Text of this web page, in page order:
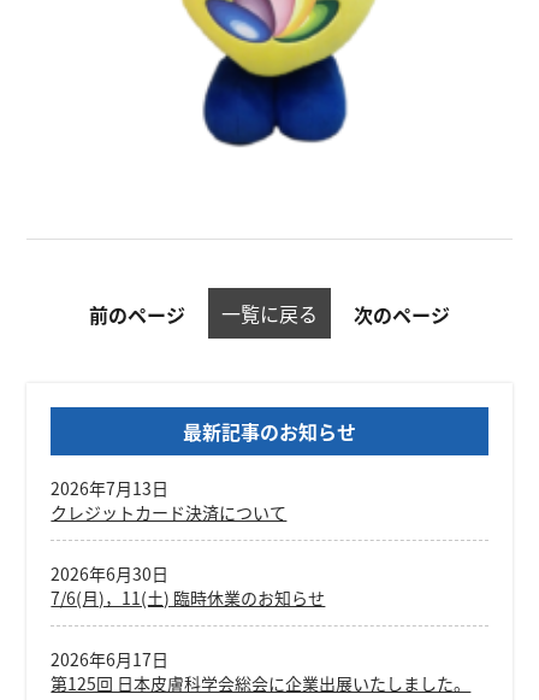
前のページ 一覧に戻る 次のページ
最新記事のお知らせ
クレジットカード決済について
2026年7月13日
7/6(月)，11(土) 臨時休業のお知らせ
2026年6月30日
第125回 日本皮膚科学会総会に企業出展いたしました。
2026年6月17日